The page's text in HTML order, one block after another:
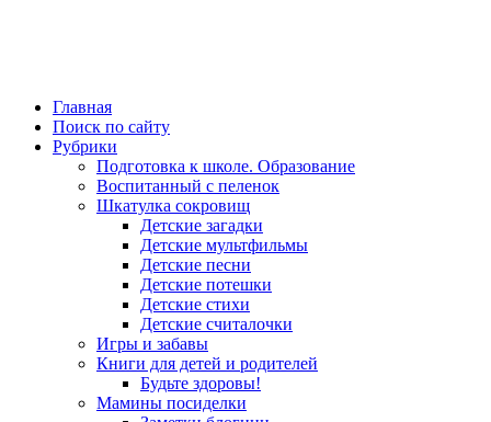
Главная
Поиск по сайту
Рубрики
Подготовка к школе. Образование
Воспитанный с пеленок
Шкатулка сокровищ
Детские загадки
Детские мультфильмы
Детские песни
Детские потешки
Детские стихи
Детские считалочки
Игры и забавы
Книги для детей и родителей
Будьте здоровы!
Мамины посиделки